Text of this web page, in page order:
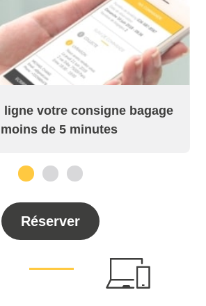
ligne votre consigne bagage
de 5 minutes
Réserver